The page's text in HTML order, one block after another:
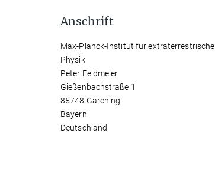
Anschrift
Max-Planck-Institut für extraterrestrische
Physik
Peter Feldmeier
Gießenbachstraße 1
85748 Garching
Bayern
Deutschland